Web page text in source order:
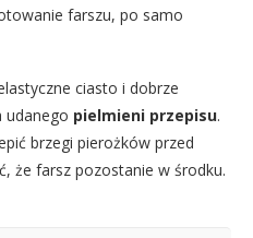
farszu, po samo
ciasto i dobrze
udanego pielmieni przepisu.
brzegi pierożków przed
że farsz pozostanie w środku.